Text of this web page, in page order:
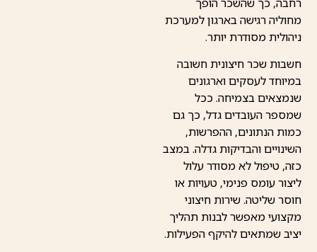
מחוליה רגישה בארגון למערכת
ניהולית מסודרת יותר.
חשבות שכר חיצונית חשובה
במיוחד לעסקים וארגונים
שנמצאים בצמיחה. ככל
שמספר העובדים גדל, כך גם
כמות הנתונים, ההפרשות,
השינויים והבדיקות גדלה. במצב
כזה, טיפול לא מסודר עלול
ליצור עומס פנימי, טעויות או
חוסר שליטה. שירות חיצוני
מקצועי מאפשר לבנות תהליך
יציב שמתאים להיקף הפעילות.